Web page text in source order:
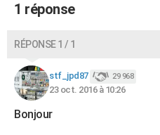
BONS PLANS
CARTE DE VOEUX
Carte de Noël
Carte Bonne année
Carte Saint-Valentin
Carte Pâques
Carte d'anniversaire
DICTIONNAIRE
Dictionnaire
Biographies
Citations
Expressions
Proverbes
1 réponse
RÉPONSE 1 / 1
stf_jpd87 29 968
23 oct. 2016 à 10:26
Bonjour